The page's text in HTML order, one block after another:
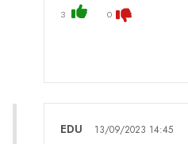
3 0
EDU 13/09/2023 14:45